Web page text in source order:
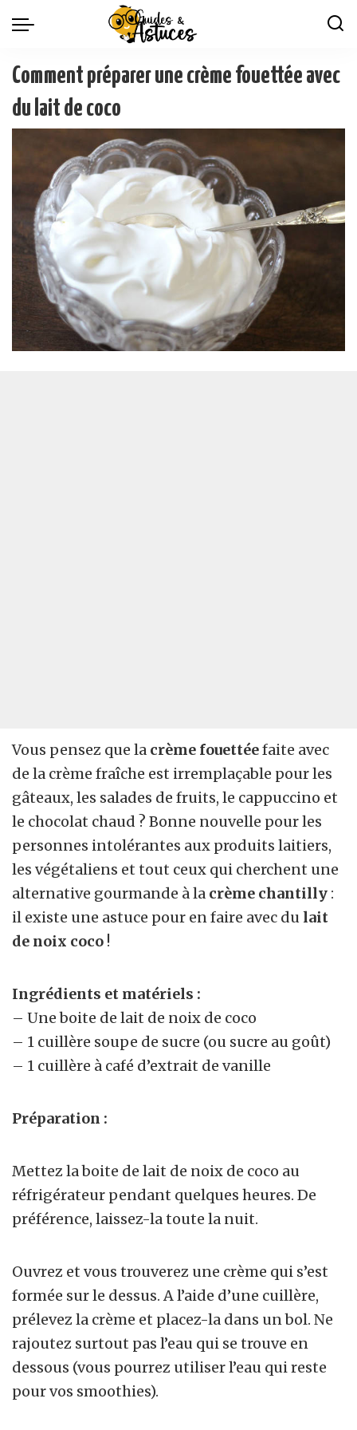
Comment préparer une crème fouettée avec
du lait de coco
Vous pensez que la crème fouettéefaite avec
de la crème fraîche est irremplaçable pour les
gâteaux, les salades de fruits, le cappuccino et
le chocolat chaud ? Bonne nouvelle pour les
personnes intolérantes aux produits laitiers,
les végétaliens et tout ceux qui cherchent une
alternative gourmande à la crème chantilly :
il existe une astuce pour en faire avec du lait
de noix coco !
Ingrédients et matériels :
– Une boite de lait de noix de coco
– 1 cuillère soupe de sucre (ou sucre au goût)
– 1 cuillère à café d’extrait de vanille
Préparation :
Mettez la boite de lait de noix de coco au
réfrigérateur pendant quelques heures. De
préférence, laissez-la toute la nuit.
Ouvrez et vous trouverez une crème qui s’est
formée sur le dessus. A l’aide d’une cuillère,
prélevez la crème et placez-la dans un bol. Ne
rajoutez surtout pas l’eau qui se trouve en
dessous (vous pourrez utiliser l’eau qui reste
pour vos smoothies).